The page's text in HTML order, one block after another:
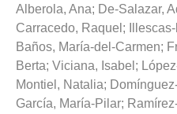
Alberola, Ana; De-Salazar,
Carracedo, Raquel ;
Baños, María-del-Carmen;
Berta; Viciana, Isabel ;
Montiel, Natalia;
García, María-Pilar;